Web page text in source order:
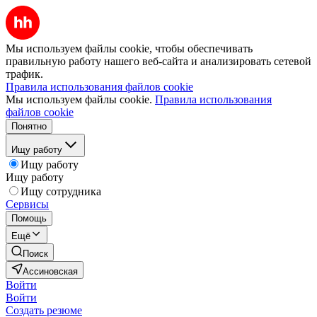
Мы используем файлы cookie, чтобы обеспечивать
правильную работу нашего веб-сайта и анализировать сетевой
трафик.
Правила использования файлов cookie
Мы используем файлы cookie. Правила использования
файлов cookie
Понятно
Ищу работу
Ищу работу
Ищу работу
Ищу сотрудника
Сервисы
Помощь
Ещё
Поиск
Ассиновская
Войти
Войти
Создать резюме